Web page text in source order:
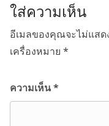
ใส่ความเห็น
อีเมลของคุณจะไม่แส
เครื่องหมาย *
ความเห็น*